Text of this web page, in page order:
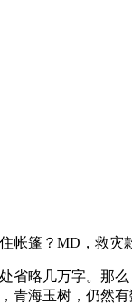
？MD，救灾款
略几万字。那么
青海玉树，仍然